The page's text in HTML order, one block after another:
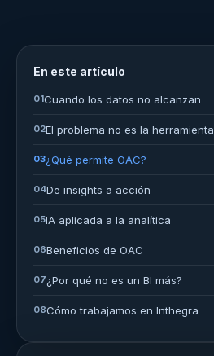
En este artículo
01Cuando los datos no alcanzan
02El problema no es la herramienta
03¿Qué permite OAC?
04De insights a acción
05IA aplicada a la analítica
06Beneficios de OAC
07¿Por qué no es un BI más?
08Cómo trabajamos en Inthegra